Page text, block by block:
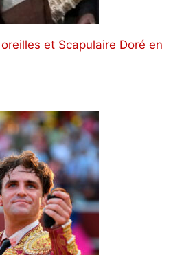
et Scapulaire Doré en